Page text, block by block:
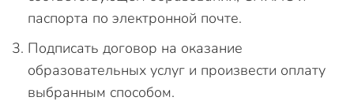
паспорта по электронной почте.
Подписать договор на оказание
образовательных услуг и произвести оплату
выбранным способом.